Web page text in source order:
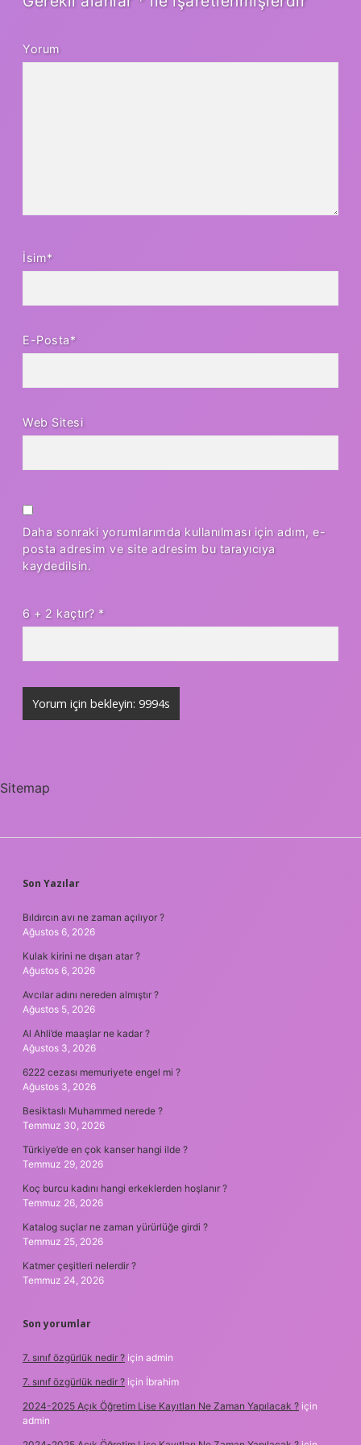
Yorum
İsim*
E-Posta*
Web Sitesi
Daha sonraki yorumlarımda kullanılması için adım, e-
posta adresim ve site adresim bu tarayıcıya
kaydedilsin.
6 + 2 kaçtır? *
Sitemap
SIDEBAR
Son Yazılar
Bıldırcın avı ne zaman açılıyor ?
Ağustos 6, 2026
Kulak kirini ne dışarı atar ?
Ağustos 6, 2026
Avcılar adını nereden almıştır ?
Ağustos 5, 2026
Al Ahli’de maaşlar ne kadar ?
Ağustos 3, 2026
6222 cezası memuriyete engel mi ?
Ağustos 3, 2026
Besiktaslı Muhammed nerede ?
Temmuz 30, 2026
Türkiye’de en çok kanser hangi ilde ?
Temmuz 29, 2026
Koç burcu kadını hangi erkeklerden hoşlanır ?
Temmuz 26, 2026
Katalog suçlar ne zaman yürürlüğe girdi ?
Temmuz 25, 2026
Katmer çeşitleri nelerdir ?
Temmuz 24, 2026
Son yorumlar
7. sınıf özgürlük nedir ? için admin
7. sınıf özgürlük nedir ? için İbrahim
2024-2025 Açık Öğretim Lise Kayıtları Ne Zaman Yapılacak ? için
admin